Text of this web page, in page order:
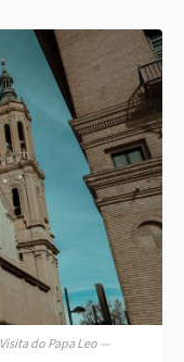
do Papa Leo —